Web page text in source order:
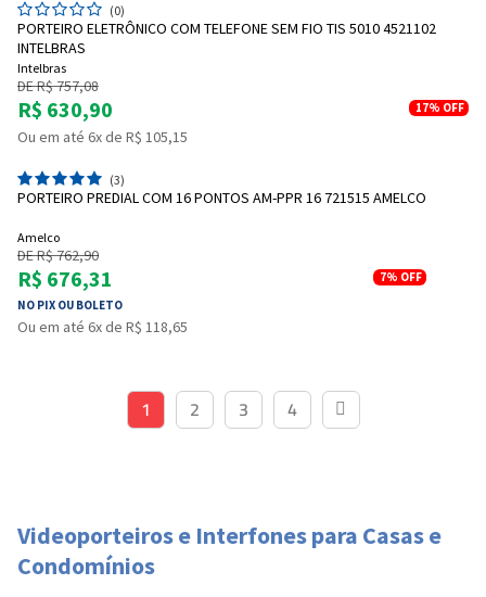
(0)
PORTEIRO ELETRÔNICO COM TELEFONE SEM FIO TIS 5010 4521102
INTELBRAS
Intelbras
DE R$ 757,08
R$ 630,90 17% OFF
Ou em até 6x de R$ 105,15
(3)
PORTEIRO PREDIAL COM 16 PONTOS AM-PPR 16 721515 AMELCO
Amelco
DE R$ 762,90
R$ 676,31
NO PIX OU BOLETO
7% OFF
Ou em até 6x de R$ 118,65
1 2 3 4
Videoporteiros e Interfones para Casas e
Condomínios